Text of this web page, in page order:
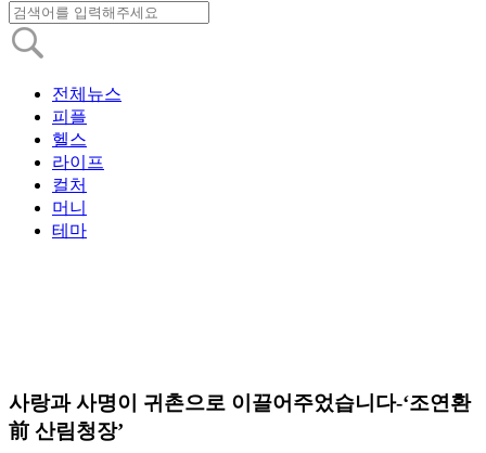
전체뉴스
피플
헬스
라이프
컬처
머니
테마
사랑과 사명이 귀촌으로 이끌어주었습니다-‘조연환
前 산림청장’